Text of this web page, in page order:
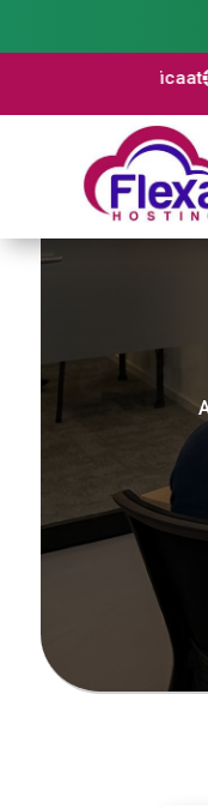
€8,99 p/